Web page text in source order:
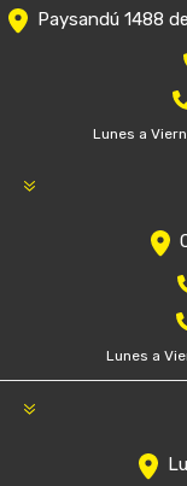
Paysandú 1488
Lunes a
Lunes a